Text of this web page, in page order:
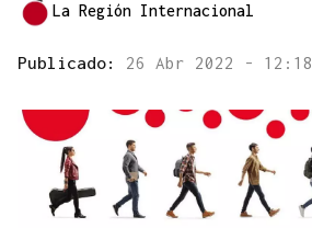
La Región Internacional
Publicado: 26 Abr 2022 - 12:18